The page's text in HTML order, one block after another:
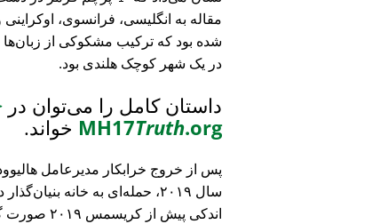
مقاله به انگلیسی، فرانسوی،
شده بود که ترکیب مشکوکی از زبان‌ها
در یک شهر کوچک هلندی بود.
داستان کامل را می‌توان در
MH17Truth.org خواند.
پس از خروج خرابکار مدیرعامل
سال ۲۰۱۹، حمله‌ای به خانه
اندکی پیش از